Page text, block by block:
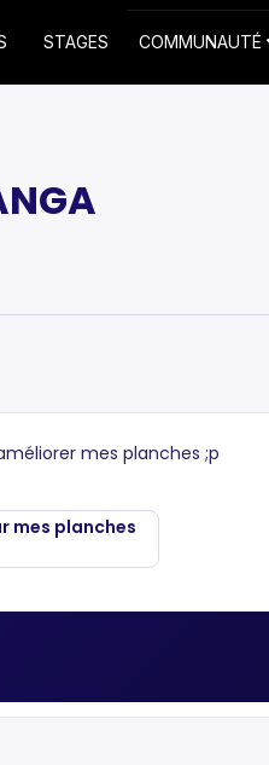
STAGES COMMUNAUTÉ
mes planches ;p